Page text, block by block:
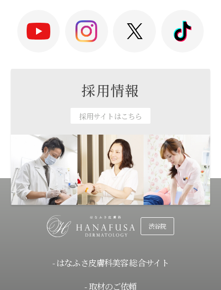
採用情報
採用サイトはこちら
渋谷院
- はなふさ皮膚科美容 総合サイト
- 取材のご依頼